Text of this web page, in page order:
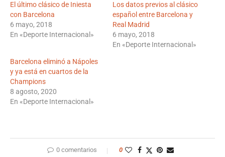
El último clásico de Iniesta
con Barcelona
6 mayo, 2018
En «Deporte Internacional»
Los datos previos al clásico
español entre Barcelona y
Real Madrid
6 mayo, 2018
En «Deporte Internacional»
Barcelona eliminó a Nápoles
y ya está en cuartos de la
Champions
8 agosto, 2020
En «Deporte Internacional»
0 comentarios 0